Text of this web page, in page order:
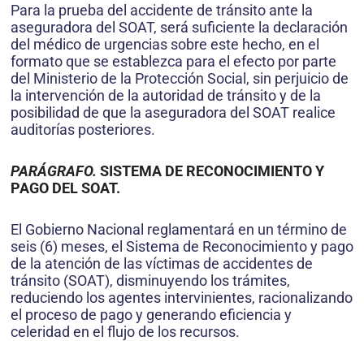
Para la prueba del accidente de tránsito ante la
aseguradora del SOAT, será suficiente la declaración
del médico de urgencias sobre este hecho, en el
formato que se establezca para el efecto por parte
del Ministerio de la Protección Social, sin perjuicio de
la intervención de la autoridad de tránsito y de la
posibilidad de que la aseguradora del SOAT realice
auditorías posteriores.
PARÁGRAFO. SISTEMA DE RECONOCIMIENTO Y
PAGO DEL SOAT.
El Gobierno Nacional reglamentará en un término de
seis (6) meses, el Sistema de Reconocimiento y pago
de la atención de las víctimas de accidentes de
tránsito (SOAT), disminuyendo los trámites,
reduciendo los agentes intervinientes, racionalizando
el proceso de pago y generando eficiencia y
celeridad en el flujo de los recursos.